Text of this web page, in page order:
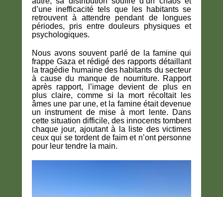
d’une inefficacité tels que les habitants se
retrouvent à attendre pendant de longues
périodes, pris entre douleurs physiques et
psychologiques.
Nous avons souvent parlé de la famine qui
frappe Gaza et rédigé des rapports détaillant
la tragédie humaine des habitants du secteur
à cause du manque de nourriture. Rapport
après rapport, l’image devient de plus en
plus claire, comme si la mort récoltait les
âmes une par une, et la famine était devenue
un instrument de mise à mort lente. Dans
cette situation difficile, des innocents tombent
chaque jour, ajoutant à la liste des victimes
ceux qui se tordent de faim et n’ont personne
pour leur tendre la main.